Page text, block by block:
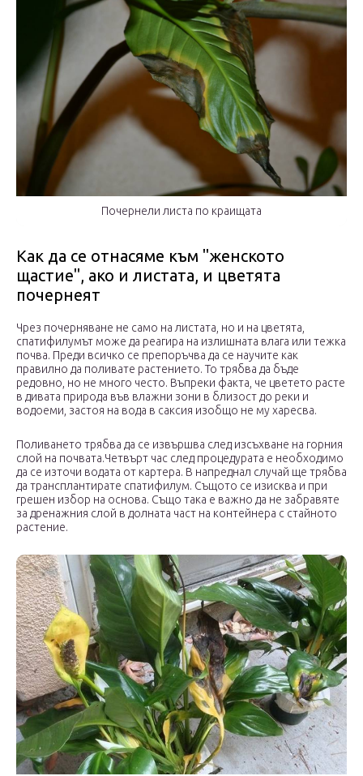
Почернели листа по краищата
Как да се отнасяме към "женското
щастие", ако и листата, и цветята
почернеят
Чрез почерняване не само на листата, но и на цветята,
спатифилумът може да реагира на излишната влага или тежка
почва. Преди всичко се препоръчва да се научите как
правилно да поливате растението. То трябва да бъде
редовно, но не много често. Въпреки факта, че цветето расте
в дивата природа във влажни зони в близост до реки и
водоеми, застоя на вода в саксия изобщо не му харесва.
Поливането трябва да се извършва след изсъхване на горния
слой на почвата.Четвърт час след процедурата е необходимо
да се източи водата от картера. В напреднал случай ще трябва
да трансплантирате спатифилум. Същото се изисква и при
грешен избор на основа. Също така е важно да не забравяте
за дренажния слой в долната част на контейнера с стайното
растение.